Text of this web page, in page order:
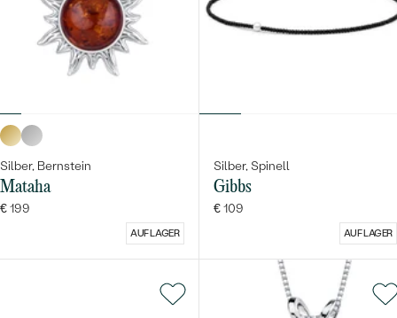
Silber, Bernstein
Mataha
€ 199
AUF LAGER
Silber, Spinell
Gibbs
€ 109
AUF LAGER